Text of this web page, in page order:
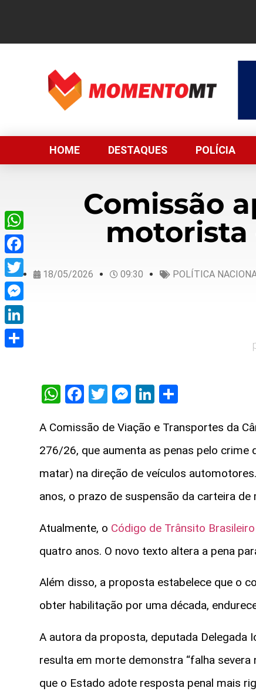
HOME DESTAQUES POLÍCIA
Comissão
motorista
18/05/2026 09:30 POLÍTICA
WhatsApp
Facebook
TwitterMessenger
LinkedIn
A Comissão de Viação e Transportes da
276/26, que aumenta as penas pelo crime
matar) na direção de veículos
anos, o prazo de suspensão da carteira de
Atualmente, o Código de Trânsito Brasileiro
quatro anos. O novo texto altera a pena
Além disso, a proposta estabelece que o
obter habilitação por uma década,
A autora da proposta, deputada Delegada
resulta em morte demonstra “falha
que o Estado adote resposta penal mais
WhatsApp
Facebook
Twitter
Messenger
LinkedIn